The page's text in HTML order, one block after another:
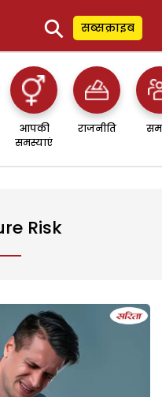
⚲ सब्सक्राइब
आपकी
समस्याएं
राजनीति
Risk